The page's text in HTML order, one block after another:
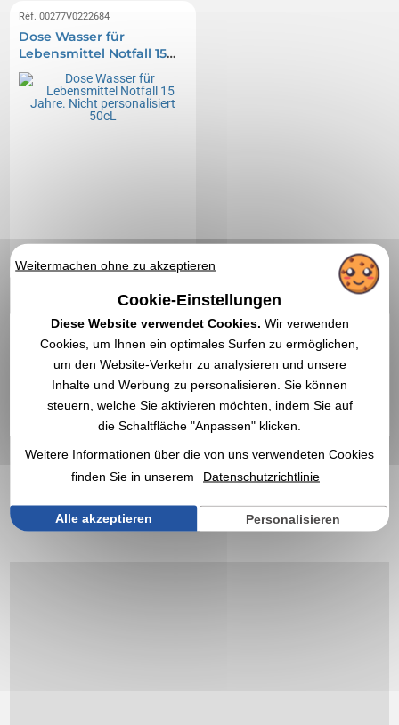
Réf. 00277V0222684
Dose Wasser für
Lebensmittel Notfall 15
Jahre. Nicht
personalisiert 50cL
konsultieren Sie uns
Maßgeschneidert
EXPRESS-ZITAT
1
Weitermachen ohne zu akzeptieren
Cookie-Einstellungen
Diese Website verwendet Cookies. Wir verwenden
Cookies, um Ihnen ein optimales Surfen zu ermöglichen,
um den Website-Verkehr zu analysieren und unsere
Inhalte und Werbung zu personalisieren. Sie können
steuern, welche Sie aktivieren möchten, indem Sie auf
die Schaltfläche "Anpassen" klicken.
Weitere Informationen über die von uns verwendeten Cookies
finden Sie in unserem
Datenschutzrichtlinie
Alle akzeptieren Personalisieren